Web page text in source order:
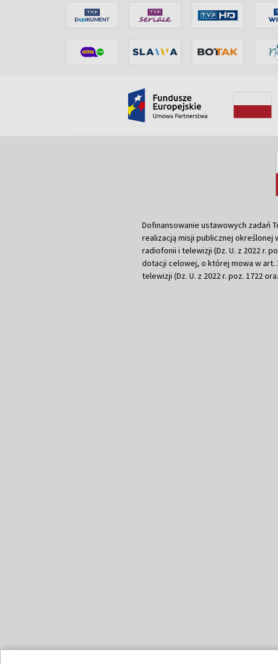
Dofinansowanie ustawowych zadań
realizacją misji publicznej określonej
radiofonii i telewizji (Dz. U. z 2022 r.
dotacji celowej, o której mowa w art.
telewizji (Dz. U. z 2022 r. poz. 1722